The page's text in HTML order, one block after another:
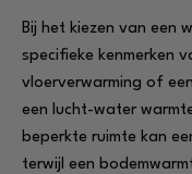
Bij het kiezen van een
specifieke kenmerken
vloerverwarming of
een lucht-water
beperkte ruimte kan
terwijl een